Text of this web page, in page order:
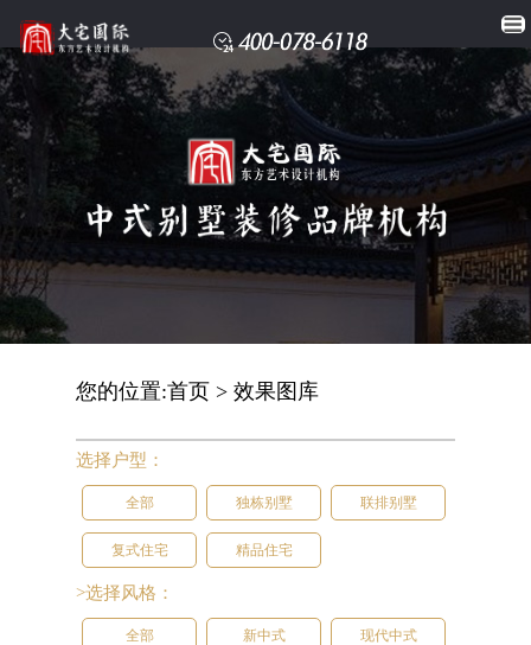
您的位置:首页 > 效果图库
选择户型：
全部 独栋别墅 联排别墅
复式住宅 精品住宅
>选择风格：
全部 新中式 现代中式